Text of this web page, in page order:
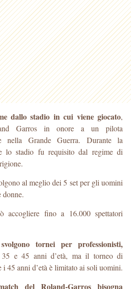
dallo stadio in cui viene giocato,
Garros in onore a un pilota
nella Grande Guerra. Durante la
lo stadio fu requisito dal regime di
al meglio dei 5 set per gli uomini
donne.
accogliere fino a 16.000 spettatori
tornei per professionisti,
e 45 anni d’età, ma il torneo di
i 45 anni d’età è limitato ai soli uomini.
del Roland-Garros bisogna